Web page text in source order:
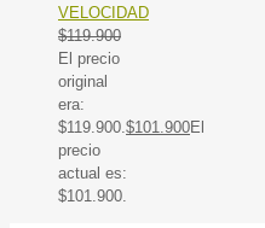
VELOCIDAD
$119.900
El precio
original
era:
$119.900. $101.900El
precio
actual es:
$101.900.